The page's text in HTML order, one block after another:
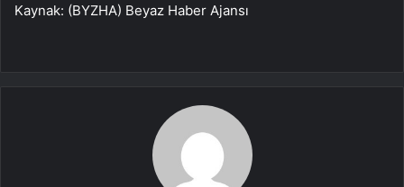
Kaynak: (BYZHA) Beyaz Haber Ajansı